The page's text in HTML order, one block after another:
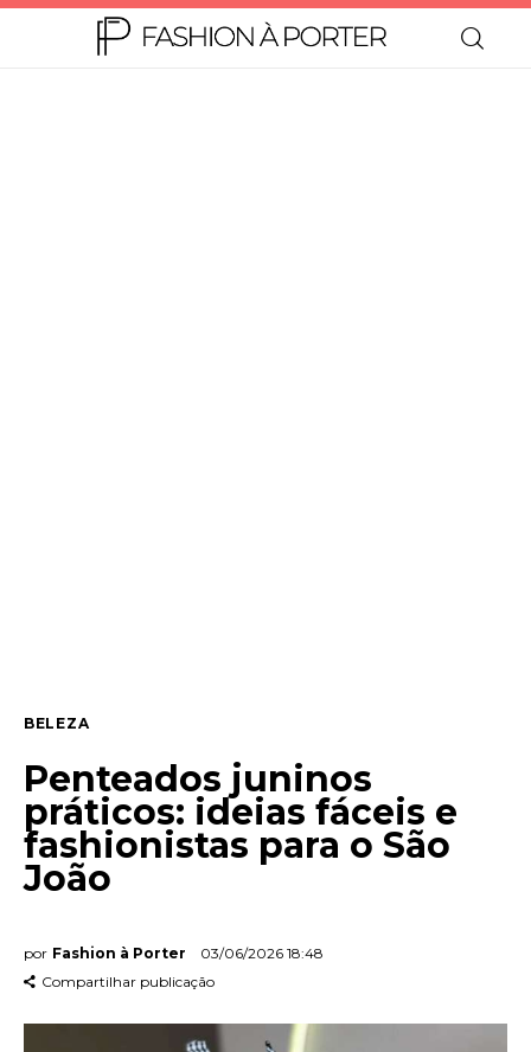
Contato
BELEZA
Penteados juninos
práticos: ideias fáceis e
fashionistas para o São
João
por Fashion à Porter
03/06/2026 18:48
Compartilhar publicação